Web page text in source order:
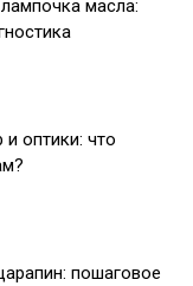
масла:
оптики: что
пошаговое